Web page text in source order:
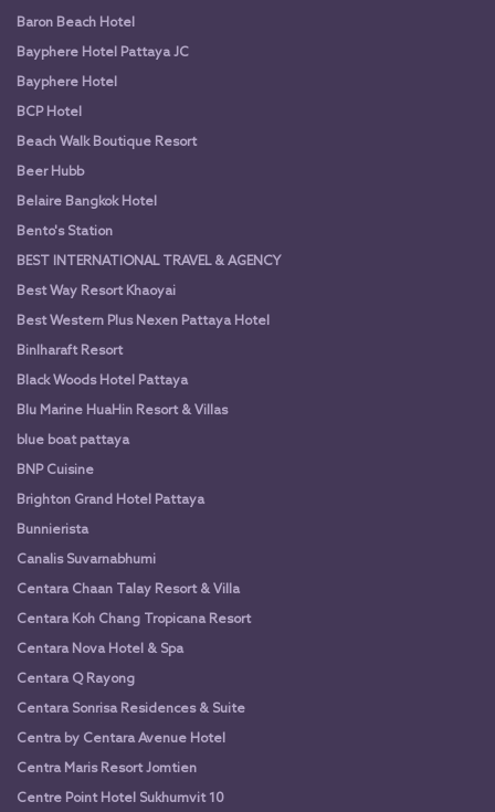
Baron Beach Hotel
Bayphere Hotel Pattaya JC
Bayphere Hotel
BCP Hotel
Beach Walk Boutique Resort
Beer Hubb
Belaire Bangkok Hotel
Bento's Station
BEST INTERNATIONAL TRAVEL & AGENCY
Best Way Resort Khaoyai
Best Western Plus Nexen Pattaya Hotel
Binlharaft Resort
Black Woods Hotel Pattaya
Blu Marine HuaHin Resort & Villas
blue boat pattaya
BNP Cuisine
Brighton Grand Hotel Pattaya
Bunnierista
Canalis Suvarnabhumi
Centara Chaan Talay Resort & Villa
Centara Koh Chang Tropicana Resort
Centara Nova Hotel & Spa
Centara Q Rayong
Centara Sonrisa Residences & Suite
Centra by Centara Avenue Hotel
Centra Maris Resort Jomtien
Centre Point Hotel Sukhumvit 10